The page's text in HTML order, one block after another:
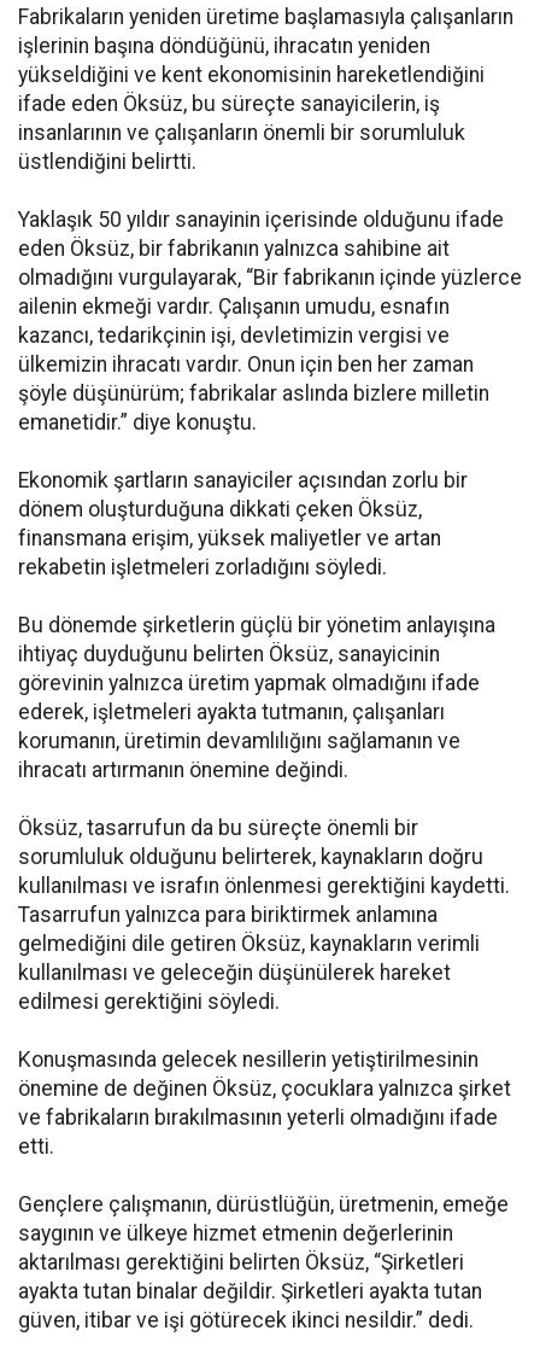
Fabrikaların yeniden üretime başlamasıyla çalışanların
işlerinin başına döndüğünü, ihracatın yeniden
yükseldiğini ve kent ekonomisinin hareketlendiğini
ifade eden Öksüz, bu süreçte sanayicilerin, iş
insanlarının ve çalışanların önemli bir sorumluluk
üstlendiğini belirtti.
Yaklaşık 50 yıldır sanayinin içerisinde olduğunu ifade
eden Öksüz, bir fabrikanın yalnızca sahibine ait
olmadığını vurgulayarak, “Bir fabrikanın içinde yüzlerce
ailenin ekmeği vardır. Çalışanın umudu, esnafın
kazancı, tedarikçinin işi, devletimizin vergisi ve
ülkemizin ihracatı vardır. Onun için ben her zaman
şöyle düşünürüm; fabrikalar aslında bizlere milletin
emanetidir.” diye konuştu.
Ekonomik şartların sanayiciler açısından zorlu bir
dönem oluşturduğuna dikkati çeken Öksüz,
finansmana erişim, yüksek maliyetler ve artan
rekabetin işletmeleri zorladığını söyledi.
Bu dönemde şirketlerin güçlü bir yönetim anlayışına
ihtiyaç duyduğunu belirten Öksüz, sanayicinin
görevinin yalnızca üretim yapmak olmadığını ifade
ederek, işletmeleri ayakta tutmanın, çalışanları
korumanın, üretimin devamlılığını sağlamanın ve
ihracatı artırmanın önemine değindi.
Öksüz, tasarrufun da bu süreçte önemli bir
sorumluluk olduğunu belirterek, kaynakların doğru
kullanılması ve israfın önlenmesi gerektiğini kaydetti.
Tasarrufun yalnızca para biriktirmek anlamına
gelmediğini dile getiren Öksüz, kaynakların verimli
kullanılması ve geleceğin düşünülerek hareket
edilmesi gerektiğini söyledi.
Konuşmasında gelecek nesillerin yetiştirilmesinin
önemine de değinen Öksüz, çocuklara yalnızca şirket
ve fabrikaların bırakılmasının yeterli olmadığını ifade
etti.
Gençlere çalışmanın, dürüstlüğün, üretmenin, emeğe
saygının ve ülkeye hizmet etmenin değerlerinin
aktarılması gerektiğini belirten Öksüz, “Şirketleri
ayakta tutan binalar değildir. Şirketleri ayakta tutan
güven, itibar ve işi götürecek ikinci nesildir.” dedi.